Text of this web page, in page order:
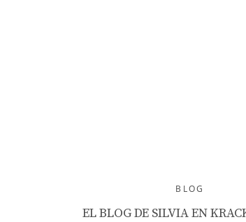
BLOG
EL BLOG DE SILVIA EN